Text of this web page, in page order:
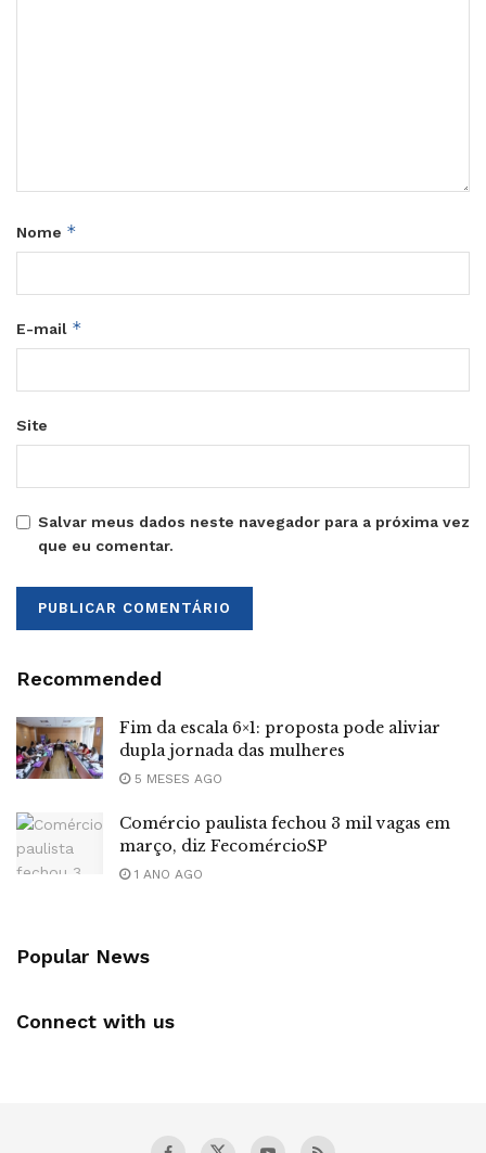
Nome *
E-mail *
Site
Salvar meus dados neste navegador para a próxima vez
que eu comentar.
Recommended
Fim da escala 6×1: proposta pode aliviar
dupla jornada das mulheres
5 MESES AGO
Comércio paulista fechou 3 mil vagas em
março, diz FecomércioSP
1 ANO AGO
Popular News
Connect with us